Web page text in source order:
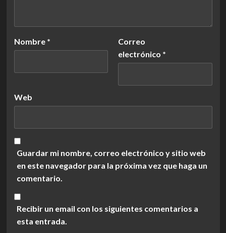
Nombre *
Correo
electrónico *
Web
Guardar mi nombre, correo electrónico y sitio web
en este navegador para la próxima vez que haga un
comentario.
Recibir un email con los siguientes comentarios a
esta entrada.